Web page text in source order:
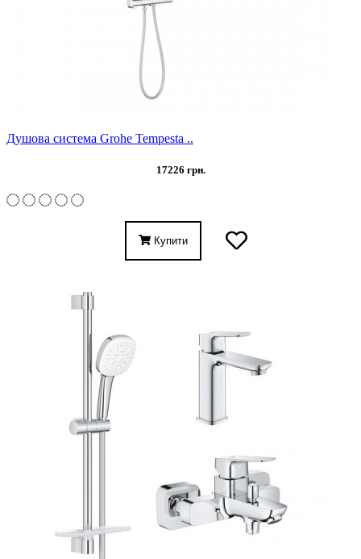
Душова система Grohe Tempesta ..
17226 грн.
Купити